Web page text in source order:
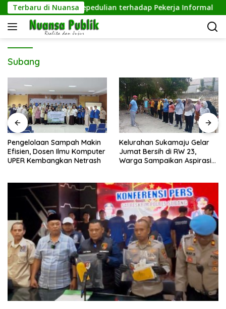
Langsung
ke
konten
Terbaru di Nuansa
Wujud Kepedulian terhadap Pekerja Informal
Subang
Pengelolaan Sampah Makin
Efisien, Dosen Ilmu Komputer
UPER Kembangkan Netrash
Kelurahan Sukamaju Gelar
Jumat Bersih di RW 23,
Warga Sampaikan Aspirasi